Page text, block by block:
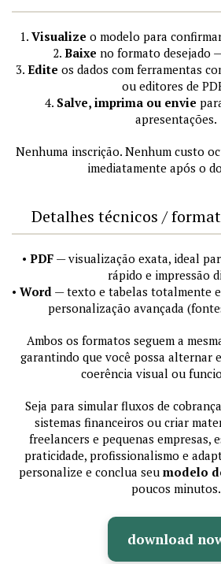
1. Visualize o modelo para
2. Baixe no formato desejado
3. Edite os dados com ferramentas
ou editores de
4. Salve, imprima ou envie
apresentações.
Nenhuma inscrição. Nenhum custo
imediatamente após o
Detalhes técnicos /
• PDF — visualização exata, ideal
rápido e impressão
• Word — texto e tabelas totalmente
personalização avançada
Ambos os formatos seguem a
garantindo que você possa alternar
coerência visual ou
Seja para simular fluxos de
sistemas financeiros ou criar
freelancers e pequenas empresas,
praticidade, profissionalismo e
personalize e conclua seu modelo
poucos minutos.
download